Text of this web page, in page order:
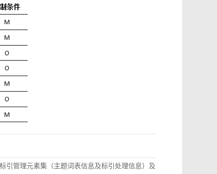
引管理元素集（主题词表信息及标引处理信息）及